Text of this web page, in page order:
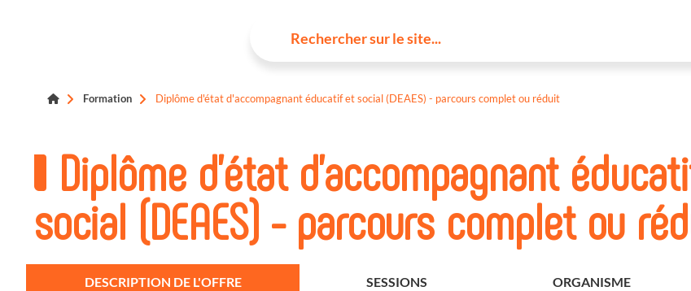
Formation Diplôme d'état d'accompagnant éducatif et social (DEAES) - parcours complet ou réduit
Diplôme d'état d'accompagnant
social (DEAES) - parcours complet ou
DESCRIPTION DE L'OFFRE SESSIONS ORGANISME